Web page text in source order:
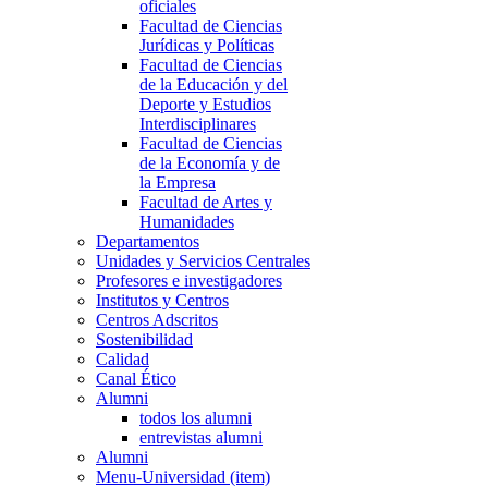
oficiales
Facultad de Ciencias
Jurídicas y Políticas
Facultad de Ciencias
de la Educación y del
Deporte y Estudios
Interdisciplinares
Facultad de Ciencias
de la Economía y de
la Empresa
Facultad de Artes y
Humanidades
Departamentos
Unidades y Servicios Centrales
Profesores e investigadores
Institutos y Centros
Centros Adscritos
Sostenibilidad
Calidad
Canal Ético
Alumni
todos los alumni
entrevistas alumni
Alumni
Menu-Universidad (item)